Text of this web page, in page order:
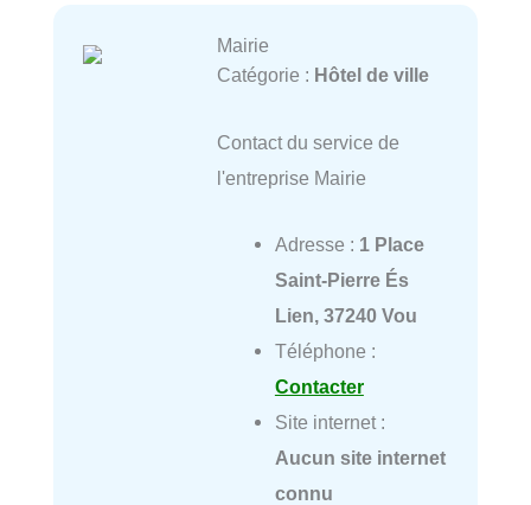
Mairie
Catégorie : Hôtel de ville
Contact du service de
l'entreprise Mairie
Adresse : 1 Place
Saint-Pierre És
Lien, 37240 Vou
Téléphone :
Contacter
Site internet :
Aucun site internet
connu